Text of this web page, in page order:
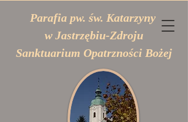
Parafia pw. św. Katarzyny
w Jastrzębiu-Zdroju
Sanktuarium Opatrzności Bożej